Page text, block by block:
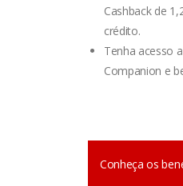
Cashback de
crédito.
Tenha acesso
Companion e
Conheça os